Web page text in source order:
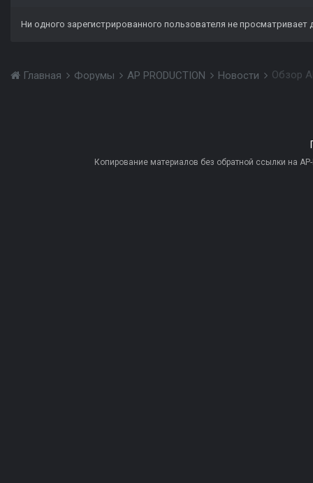
Ни одного зарегистрированного пользователя не просматривает
Главная Форумы AP PRODUCTION Новости Обзор
Копирование материалов без обратной ссылки на